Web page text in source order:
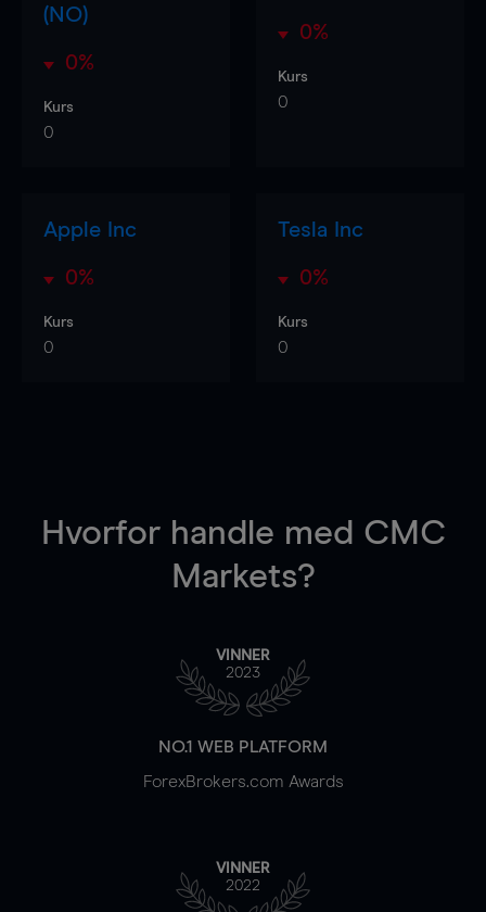
(NO)
0%
Kurs
0
0%
Kurs
0
Apple Inc
0%
Kurs
0
Tesla Inc
0%
Kurs
0
Hvorfor handle med CMC
Markets?
VINNER
2023
NO.1 WEB PLATFORM
ForexBrokers.com Awards
VINNER
2022